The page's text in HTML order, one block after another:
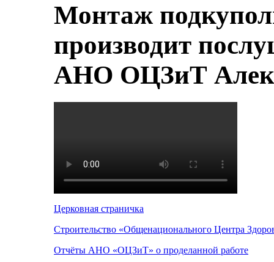
Монтаж
производит
АНО ОЦЗиТ
Церковная страничка
Строительство «Общенационального Центра
Отчёты АНО «ОЦЗиТ» о проделанной работе